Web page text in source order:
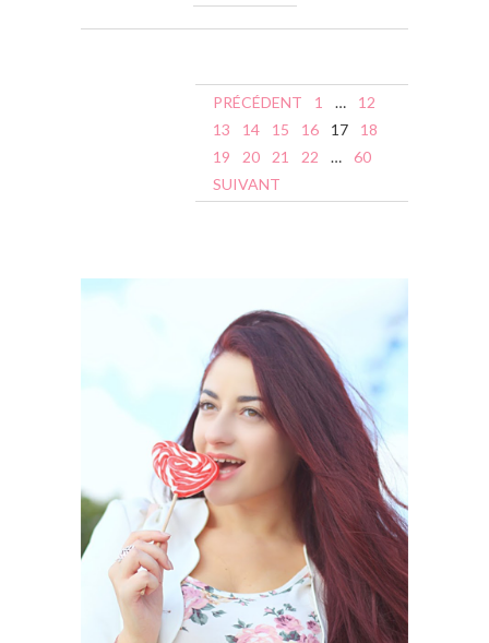
a
e
s
a
PRÉCÉDENT 1 …
12
13
14 15 16 17
18
19
20 21 22 …
60
SUIVANT